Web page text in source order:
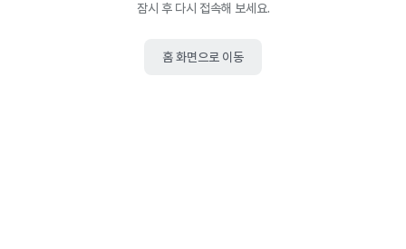
잠시 후 다시 접속해 보세요.
홈 화면으로 이동